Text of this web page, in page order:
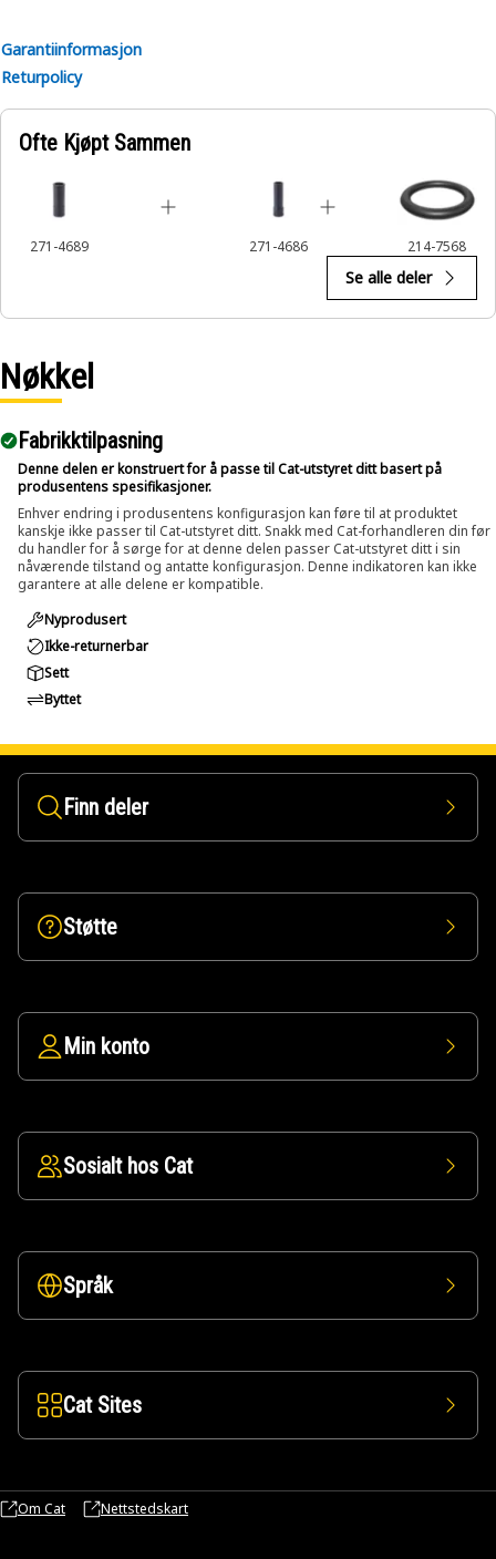
Applications:
An Impact Sockets are used to be compatible with a variety
of power tool drives, including square drive, hex drive, and
other common socket drive systems, and improve safety
Garantiinformasjon
Returpolicy
Ofte Kjøpt Sammen
271-4689 271-4686 214-7568
Se alle deler
Nøkkel
Fabrikktilpasning
Denne delen er konstruert for å passe til Cat-utstyret ditt basert på
produsentens spesifikasjoner.
Enhver endring i produsentens konfigurasjon kan føre til at produktet
kanskje ikke passer til Cat-utstyret ditt. Snakk med Cat-forhandleren din før
du handler for å sørge for at denne delen passer Cat-utstyret ditt i sin
nåværende tilstand og antatte konfigurasjon. Denne indikatoren kan ikke
garantere at alle delene er kompatible.
Nyprodusert
Ikke-returnerbar
Sett
Byttet
Finn deler
Støtte
Min konto
Sosialt hos Cat
Språk
Cat Sites
Om Cat Nettstedskart